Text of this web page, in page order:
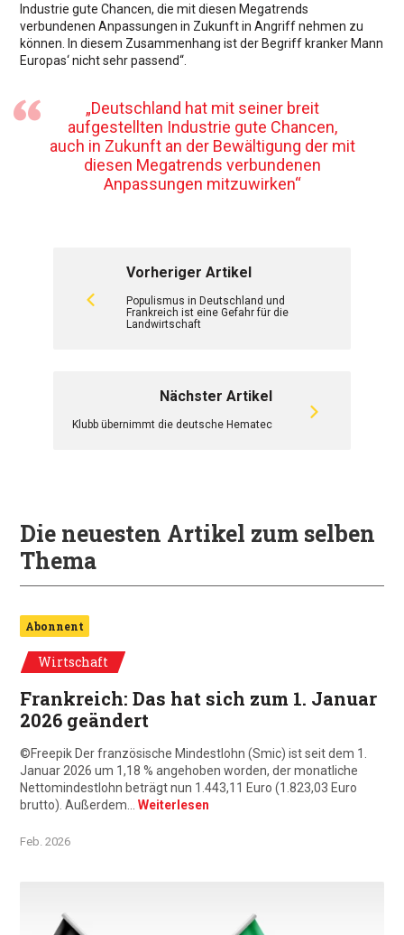
Industrie gute Chancen, die mit diesen Megatrends
verbundenen Anpassungen in Zukunft in Angriff nehmen zu
können. In diesem Zusammenhang ist der Begriff kranker Mann
Europas‘ nicht sehr passend“.
„Deutschland hat mit seiner breit
aufgestellten Industrie gute Chancen,
auch in Zukunft an der Bewältigung der mit
diesen Megatrends verbundenen
Anpassungen mitzuwirken“
Vorheriger Artikel
Populismus in Deutschland und
Frankreich ist eine Gefahr für die
Landwirtschaft
Nächster Artikel
Klubb übernimmt die deutsche Hematec
Die neuesten Artikel zum selben
Thema
Abonnent
Wirtschaft
Frankreich: Das hat sich zum 1. Januar
2026 geändert
©Freepik Der französische Mindestlohn (Smic) ist seit dem 1.
Januar 2026 um 1,18 % angehoben worden, der monatliche
Nettomindestlohn beträgt nun 1.443,11 Euro (1.823,03 Euro
brutto). Außerdem… Weiterlesen
Feb. 2026